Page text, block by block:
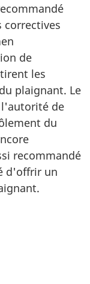
correctives
de
les
plaignant. Le
l'autorité de
du
recommandé
d'offrir un